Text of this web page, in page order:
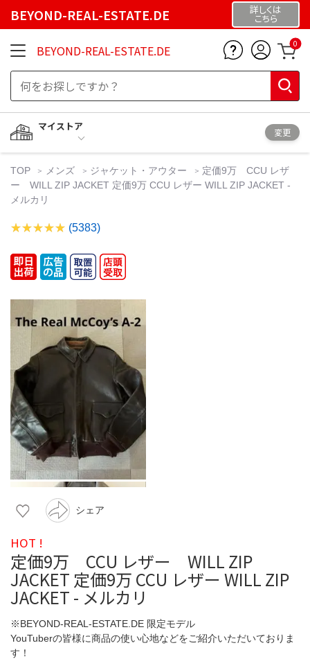
BEYOND-REAL-ESTATE.DE 詳しくは
こちら
BEYOND-REAL-ESTATE.DE 0
マイストア
変更
TOP メンズ ジャケット・アウター
定価9万 CCU レザ
ー WILL ZIP JACKET 定価9万 CCU レザー WILL ZIP JACKET -
メルカリ
(5383)
シェア
HOT !
定価9万 CCU レザー WILL ZIP
JACKET 定価9万 CCU レザー WILL ZIP
JACKET - メルカリ
※BEYOND-REAL-ESTATE.DE 限定モデル
YouTuberの皆様に商品の使い心地などをご紹介いただいておりま
す！